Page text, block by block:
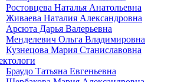
Ростовцева Наталья Анатольевна
Живаева Наталия Александровна
Арсюта Дарья Валерьевна
Менделевич Ольга Владимировна
Кузнецова Мария Станиславовна
Браудо Татьяна Евгеньевна